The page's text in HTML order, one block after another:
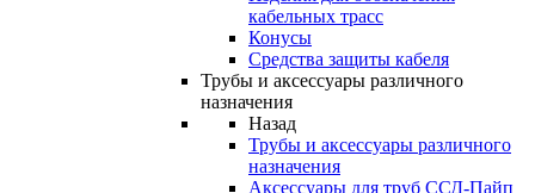
кабельных трасс
Конусы
Средства защиты кабеля
Трубы и аксессуары различного
назначения
Назад
Трубы и аксессуары различного
назначения
Аксессуары для труб ССД-Пайп